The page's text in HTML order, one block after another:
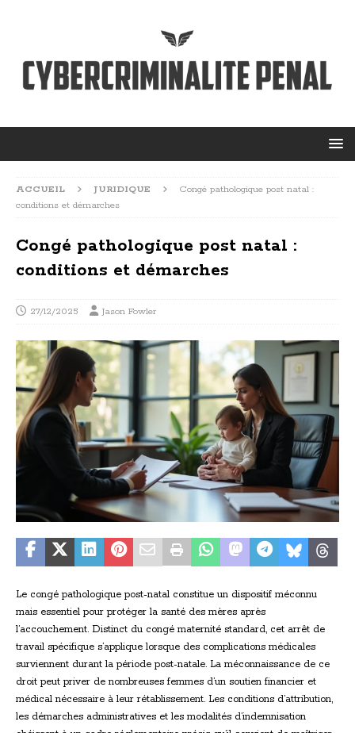
ACCUEIL JURIDIQUE
Congé pathologique post natal :
conditions et démarches
Congé pathologique post natal :
conditions et démarches
27/12/2025 Jason Fowler
Le congé pathologique post-natal constitue un dispositif méconnu
mais essentiel pour protéger la santé des mères après
l’accouchement. Distinct du congé maternité standard, cet arrêt de
travail spécifique s’applique lorsque des complications médicales
surviennent durant la période post-natale. La méconnaissance de ce
droit peut priver de nombreuses femmes d’un soutien financier et
médical nécessaire à leur rétablissement. Les conditions d’attribution,
les démarches administratives et les modalités d’indemnisation